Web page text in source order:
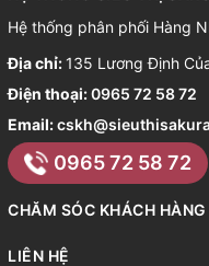
Hệ thống phân phối Hàng
Địa chỉ: 135 Lương Định
Điện thoại:0965 72 58 72
Email:
0965 72 58 72
CHĂM SÓC KHÁCH HÀNG
LIÊN HỆ